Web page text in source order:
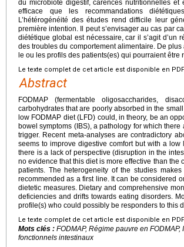
du microbiote digestif, carences nutritionnelles
efficace que les recommandations
L’hétérogénéité des études rend difficile leur
première intention. Il peut s’envisager au cas par
diététique global est nécessaire, car il s’agit d’un
des troubles du comportement alimentaire. De
le ou les profils des patients(es) qui pourraient
Le texte complet de cet article est disponible en
Abstract
FODMAP (fermentable oligosaccharides,
carbohydrates that are poorly absorbed in the
low FODMAP diet (LFD) could, in theory, be an
bowel symptoms (IBS), a pathology for which
trigger. Recent meta-analyses are contradictory
seems to improve digestive comfort but with a
there is a lack of perspective (disruption in the
no evidence that this diet is more effective than
patients. The heterogeneity of the studies
recommended as a first line. It can be considered
dietetic measures. Dietary and comprehensive
deficiencies and drifts towards eating disorders.
profile(s) who could possibly be responders to this
Le texte complet de cet article est disponible en
Mots clés : FODMAP, Régime pauvre en
fonctionnels intestinaux